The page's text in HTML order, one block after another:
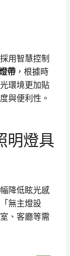
用智慧控制
帶 ，根據時
環境更加貼
與便利性。
明燈具
降低眩光感
無主燈設
、客廳等需